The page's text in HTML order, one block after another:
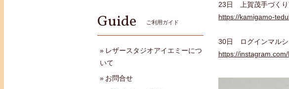
23日 上賀茂手づく
https://kamigamo-
30日 ログインマル
https://
Guide ご利用ガイド
レザースタジオアイエミーにつ
いて
お問合せ